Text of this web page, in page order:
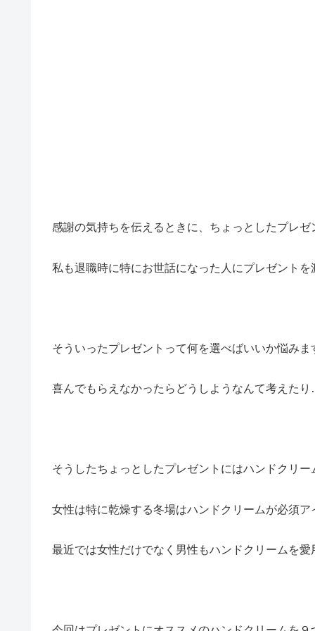
感謝の気持ちを伝えるときに、ちょっとしたプレ
私も退職時に特にお世話になった人にプレゼント
そういったプレゼントって何を選べばいいか悩みま
喜んでもらえなかったらどうしようなんて考えた
そうしたちょっとしたプレゼントにはハンドクリー
女性は特に乾燥する冬場はハンドクリームが必須ア
最近では女性だけでなく男性もハンドクリームを